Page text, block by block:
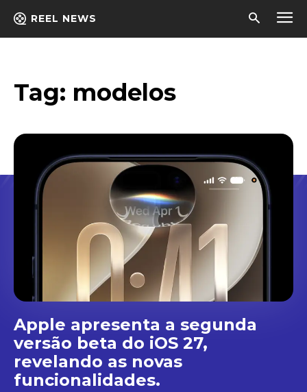
REEL NEWS
Tag: modelos
Apple apresenta a segunda
versão beta do iOS 27,
revelando as novas
funcionalidades.